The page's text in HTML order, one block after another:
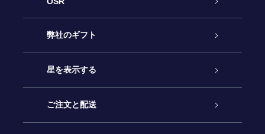
カスタマーサービス
お問い合わせ
ブログ
弊社のギフト
Online Starギフト
OSRギフトパック
星を表示する
星の登録
ご注文と配送